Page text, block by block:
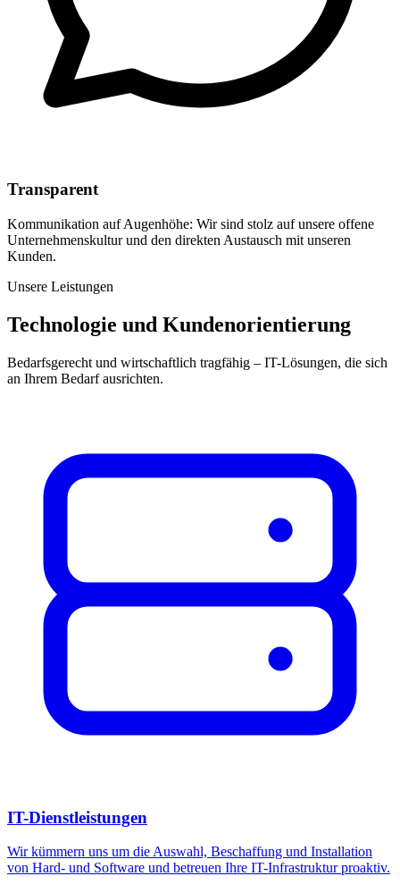
Transparent
Kommunikation auf Augenhöhe: Wir sind stolz auf unsere offene
Unternehmenskultur und den direkten Austausch mit unseren
Kunden.
Unsere Leistungen
Technologie und Kundenorientierung
Bedarfsgerecht und wirtschaftlich tragfähig – IT-Lösungen, die sich
an Ihrem Bedarf ausrichten.
IT-Dienstleistungen
Wir kümmern uns um die Auswahl, Beschaffung und Installation
von Hard- und Software und betreuen Ihre IT-Infrastruktur proaktiv.